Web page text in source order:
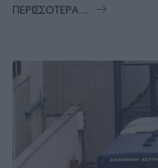
ΠΕΡΙΣΣΌΤΕΡΑ ...